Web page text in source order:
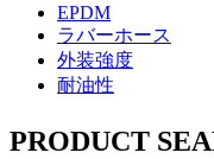
EPDM
ラバーホース
外装強度
耐油性
PRODUCT